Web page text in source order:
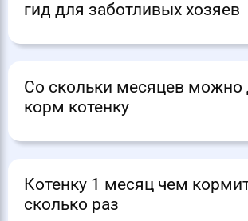
гид для заботливых хозяев
Со скольки месяцев можно
корм котенку
Котенку 1 месяц чем
сколько раз